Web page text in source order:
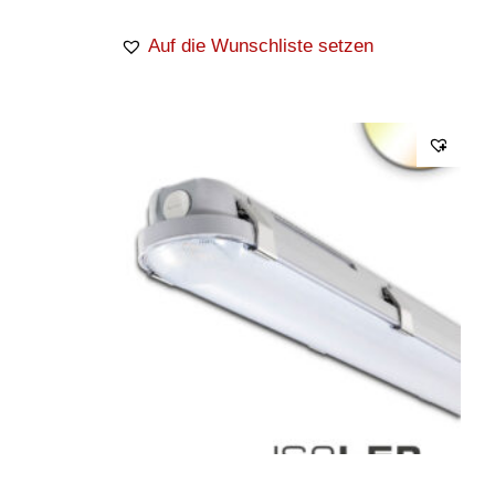
Auf die Wunschliste setzen